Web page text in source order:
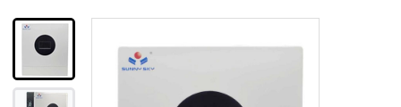
инверторы с расщепленной
В переменного тока